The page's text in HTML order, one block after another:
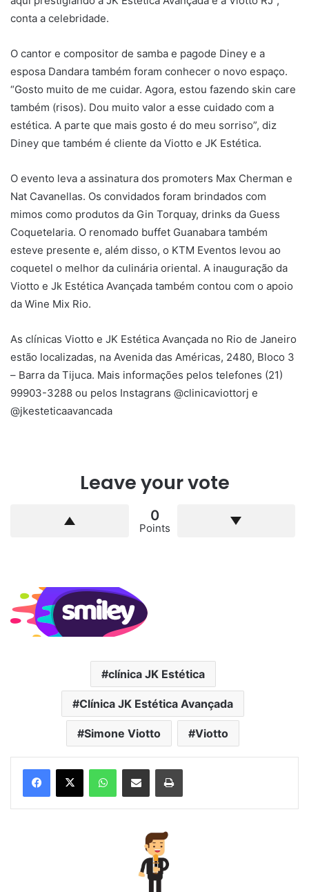
conta a celebridade.
O cantor e compositor de samba e pagode Diney e a
esposa Dandara também foram conhecer o novo espaço.
“Gosto muito de me cuidar. Agora, estou fazendo skin care
também (risos). Dou muito valor a esse cuidado com a
estética. A parte que mais gosto é do meu sorriso”, diz
Diney que também é cliente da Viotto e JK Estética.
O evento leva a assinatura dos promoters Max Cherman e
Nat Cavanellas. Os convidados foram brindados com
mimos como produtos da Gin Torquay, drinks da Guess
Coquetelaria. O renomado buffet Guanabara também
esteve presente e, além disso, o KTM Eventos levou ao
coquetel o melhor da culinária oriental. A inauguração da
Viotto e Jk Estética Avançada também contou com o apoio
da Wine Mix Rio.
As clínicas Viotto e JK Estética Avançada no Rio de Janeiro
estão localizadas, na Avenida das Américas, 2480, Bloco 3
– Barra da Tijuca. Mais informações pelos telefones (21)
99903-3288 ou pelos Instagrans @clinicaviottorj e
@jkesteticaavancada
Leave your vote
0
Points
clínica JK Estética
Clínica JK Estética Avançada
Simone Viotto Viotto
WhatsApp
Compartilhar via e-mail Imprimir